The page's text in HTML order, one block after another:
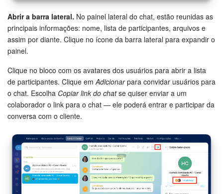
Abrir a barra lateral. No painel lateral do chat, estão reunidas as
principais informações: nome, lista de participantes, arquivos e
assim por diante. Clique no ícone da barra lateral para expandir o
painel.
Clique no bloco com os avatares dos usuários para abrir a lista
de participantes. Clique emAdicionarpara convidar usuários para
o chat. Escolha Copiar link do chatse quiser enviar a um
colaborador o link para o chat — ele poderá entrar e participar da
conversa com o cliente.